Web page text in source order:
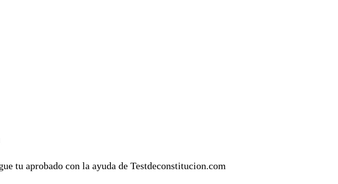
tu aprobado con la ayuda de Testdeconstitucion.com